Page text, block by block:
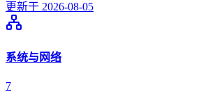
更新于 2026-08-05
系统与网络
7